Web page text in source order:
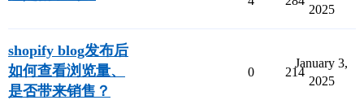
2025
shopify blog发布后
如何查看浏览量、
是否带来销售？
0 214
January 3,
2025